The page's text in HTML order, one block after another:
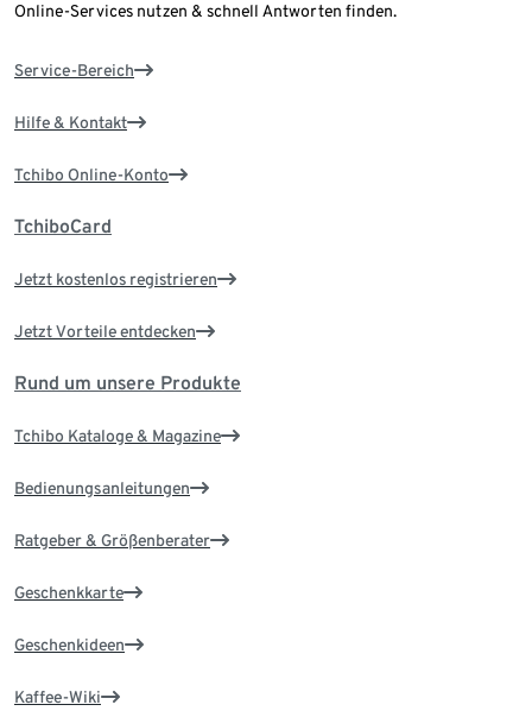
Online-Services nutzen & schnell Antworten finden.
Service-Bereich
Hilfe & Kontakt
Tchibo Online-Konto
TchiboCard
Jetzt kostenlos registrieren
Jetzt Vorteile entdecken
Rund um unsere Produkte
Tchibo Kataloge & Magazine
Bedienungsanleitungen
Ratgeber & Größenberater
Geschenkkarte
Geschenkideen
Kaffee-Wiki